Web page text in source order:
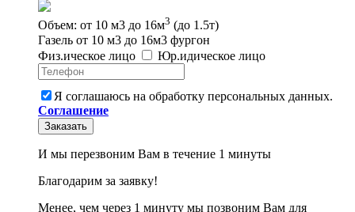
Объем: от 10 м3 до 16м3 (до 1.5т)
Газель от 10 м3 до 16м3 фургон
Физ.ическое лицо Юр.идическое лицо
Я соглашаюсь на обработку персональных данных.
Соглашение
Заказать
И мы перезвоним Вам в течение 1 минуты
Благодарим за заявку!
Менее, чем через 1 минуту мы позвоним Вам для